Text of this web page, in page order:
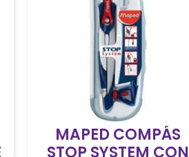
MAPED COMPÁS
STOP SYSTEM CON